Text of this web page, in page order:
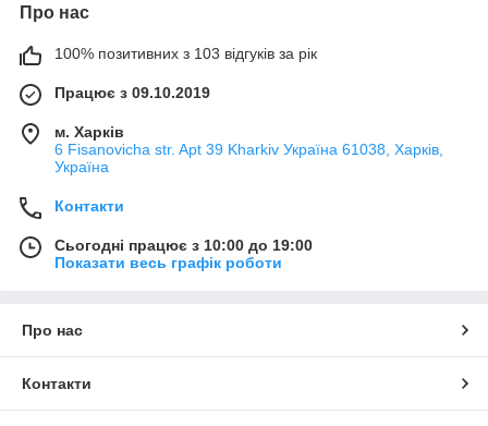
Про нас
100% позитивних з 103 відгуків за рік
Працює з 09.10.2019
м. Харків
6 Fisanovicha str. Apt 39 Kharkiv Україна 61038, Харків,
Україна
Контакти
Сьогодні працює з 10:00 до 19:00
Показати весь графік роботи
Про нас
Контакти